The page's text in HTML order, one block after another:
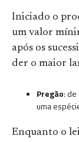
Iniciado o
um valor
após os
der o maior
Pregão:
uma
Enquanto o